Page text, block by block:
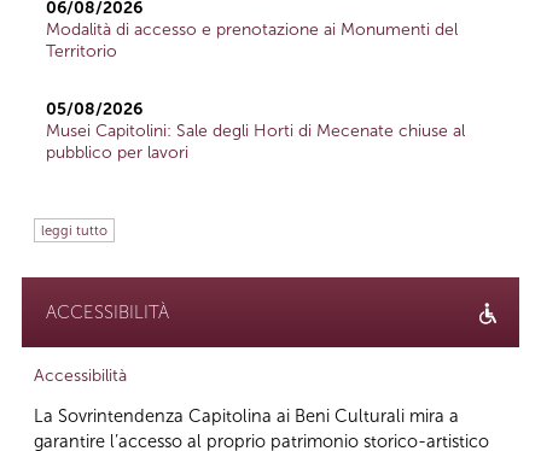
06/08/2026
Modalità di accesso e prenotazione ai Monumenti del
Territorio
05/08/2026
Musei Capitolini: Sale degli Horti di Mecenate chiuse al
pubblico per lavori
leggi tutto
ACCESSIBILITÀ
Accessibilità
La Sovrintendenza Capitolina ai Beni Culturali mira a
garantire l’accesso al proprio patrimonio storico-artistico